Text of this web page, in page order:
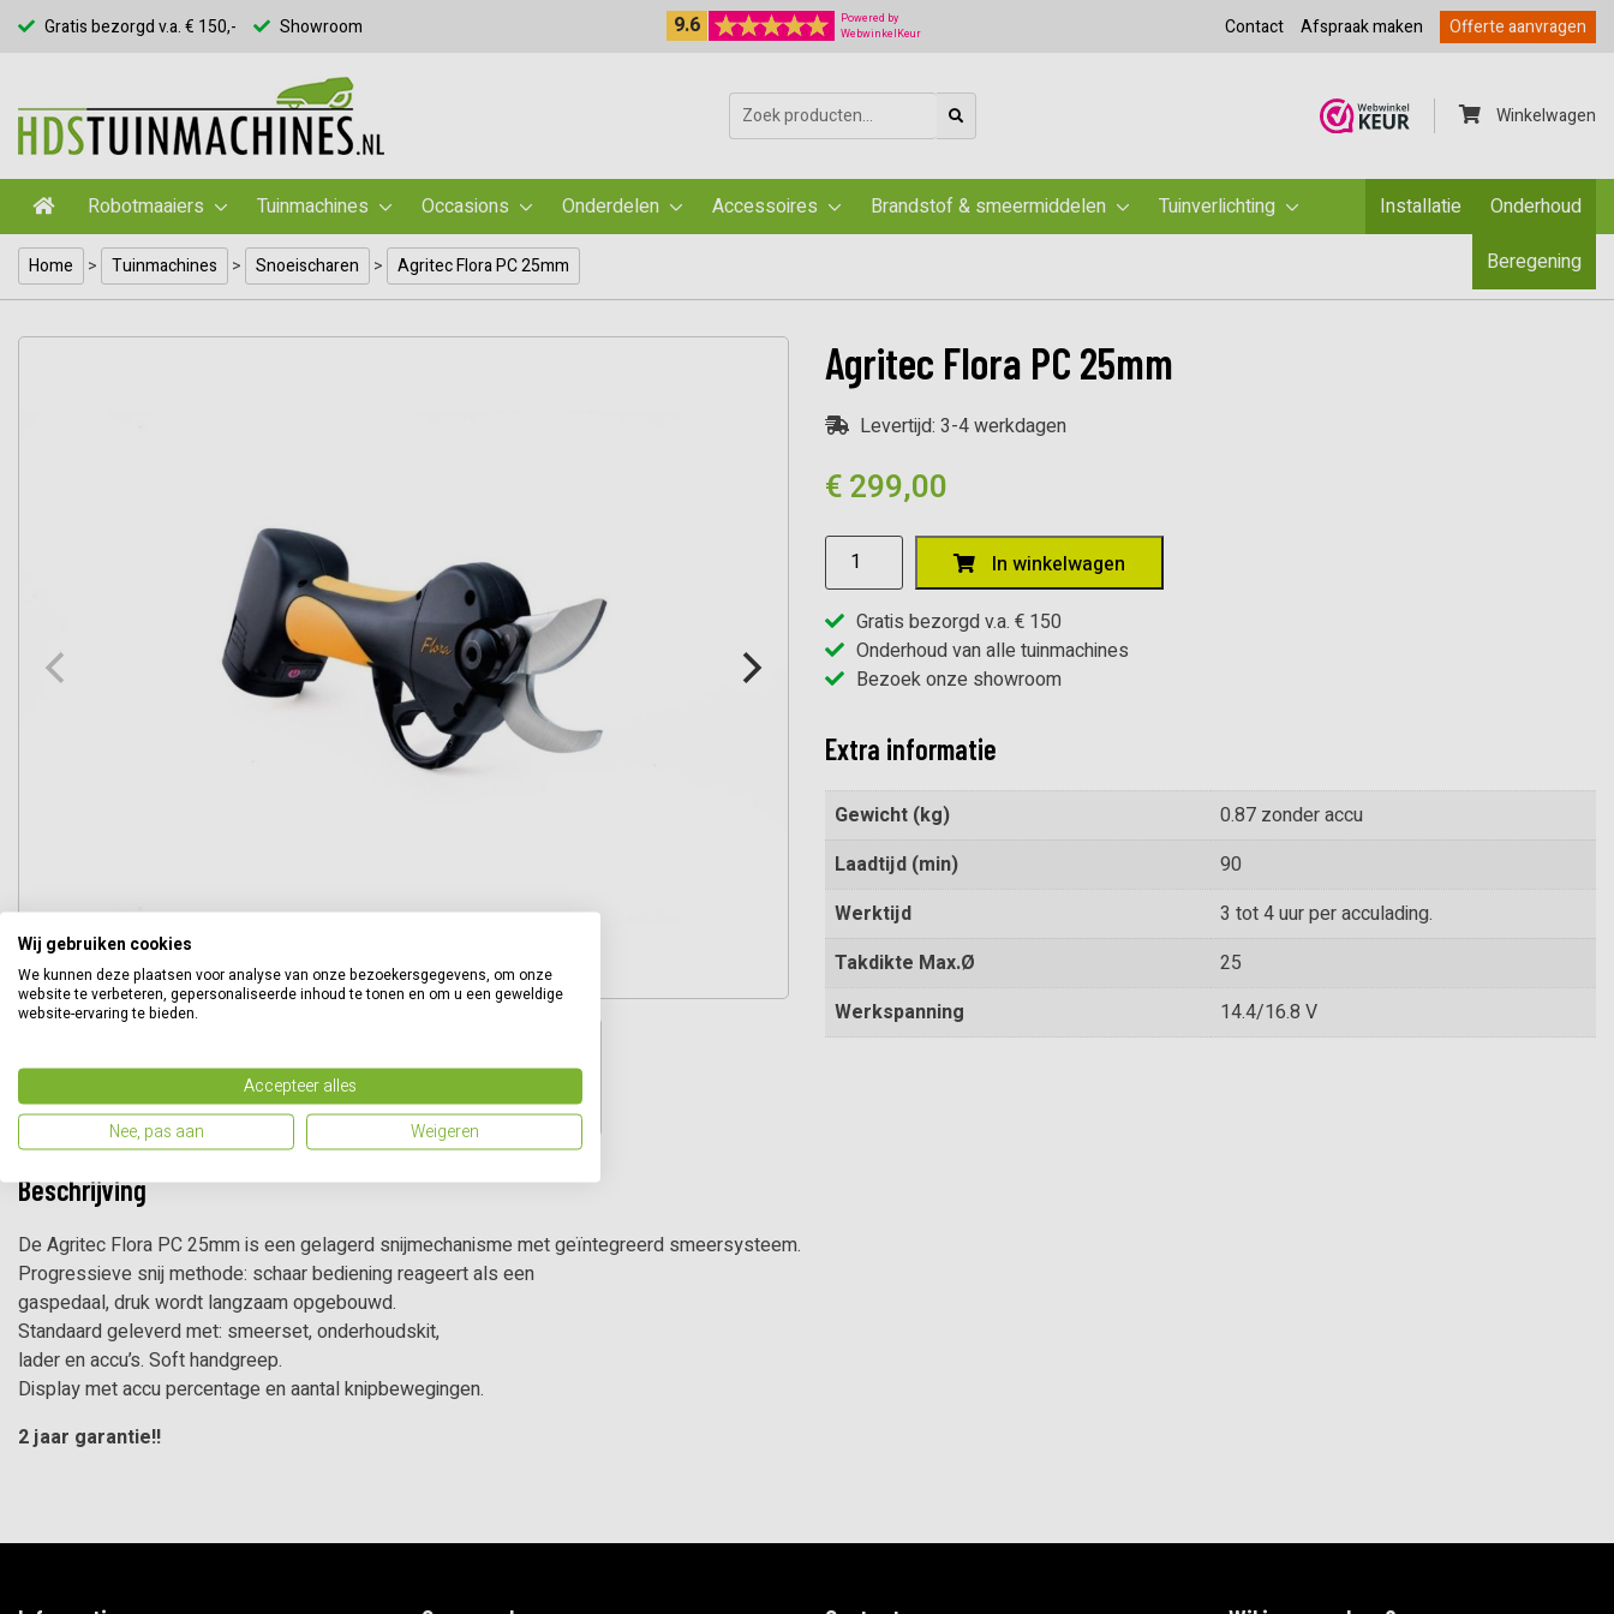
Gratis bezorgd v.a. € 150,- Showroom 9.6
Powered by
WebwinkelKeur
Contact Afspraak maken Offerte aanvragen
Zoeken
naar:
Winkelwagen
Robotmaaiers Tuinmachines Occasions Onderdelen Accessoires Brandstof & smeermiddelen Tuinverlichting Onderhoud
Installatie
Beregening
Home > Tuinmachines > Snoeischaren > Agritec Flora PC 25mm
Agritec Flora PC 25mm
Levertijd: 3-4 werkdagen
€299,00
Agritec
Flora
PC
25mm
aantal
In winkelwagen
Gratis bezorgd v.a. € 150
Onderhoud van alle tuinmachines
Bezoek onze showroom
Extra informatie
Gewicht (kg)
0.87 zonder accu
Laadtijd (min)
90
Werktijd
3 tot 4 uur per acculading.
Takdikte Max.Ø
25
Werkspanning
14.4/16.8 V
Beschrijving
De Agritec Flora PC 25mm is een gelagerd snijmechanisme met geïntegreerd smeersysteem.
Progressieve snij methode: schaar bediening reageert als een
gaspedaal, druk wordt langzaam opgebouwd.
Standaard geleverd met: smeerset, onderhoudskit,
lader en accu’s. Soft handgreep.
Display met accu percentage en aantal knipbewegingen.
2 jaar garantie!!
Wij gebruiken cookies
We kunnen deze plaatsen voor analyse van onze bezoekersgegevens, om onze
website te verbeteren, gepersonaliseerde inhoud te tonen en om u een geweldige
website-ervaring te bieden.
Accepteer alles
Nee, pas aan
Weigeren